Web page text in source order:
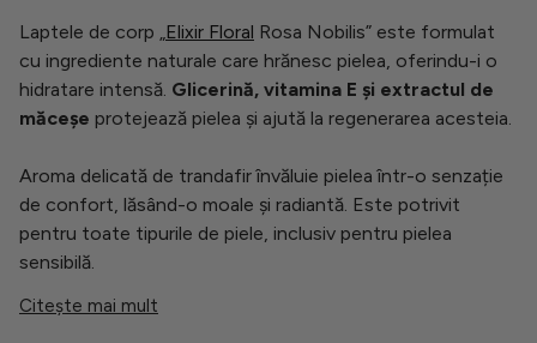
Laptele de corp „Elixir Floral Rosa Nobilis” este formulat
cu ingrediente naturale care hrănesc pielea, oferindu-i o
hidratare intensă. Glicerină, vitamina E și extractul de
măceșe protejează pielea și ajută la regenerarea acesteia.
Aroma delicată de trandafir învăluie pielea într-o senzație
de confort, lăsând-o moale și radiantă. Este potrivit
pentru toate tipurile de piele, inclusiv pentru pielea
sensibilă.
Citește mai mult